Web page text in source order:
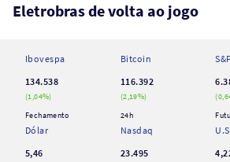
Eletrobras de volta ao jogo
Ibovespa
134.538
(1,04%)
Fechamento
Bitcoin
116.392
(2,19%)
24h
(
Dólar
5,46
Nasdaq
23.495